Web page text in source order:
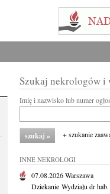
Szukaj nekrologów i
Imię i nazwisko lub numer
+ szukanie
INNE NEKROLOGI
07.08.2026Warszawa
Dziekanie Wydziału dr